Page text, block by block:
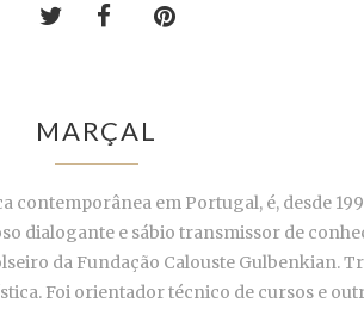
MARÇAL
em Portugal, é, desde
e sábio transmissor de
da Fundação Calouste Gulbenkian.
Foi orientador técnico de cursos e